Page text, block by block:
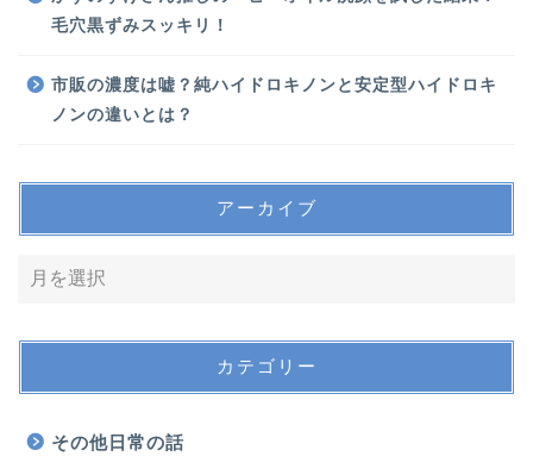
毛穴黒ずみスッキリ！
市販の濃度は嘘？純ハイドロキノンと安定型ハイドロキ
ノンの違いとは？
アーカイブ
カテゴリー
その他日常の話